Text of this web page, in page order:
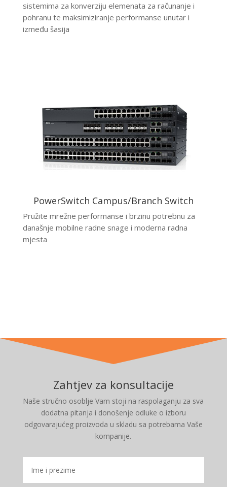
sistemima za konverziju elemenata za računanje i
pohranu te maksimiziranje performanse unutar i
između šasija
PowerSwitch Campus/Branch Switch
Pružite mrežne performanse i brzinu potrebnu za
današnje mobilne radne snage i moderna radna
mjesta
Zahtjev za konsultacije
Naše stručno osoblje Vam stoji na raspolaganju za sva
dodatna pitanja i donošenje odluke o izboru
odgovarajućeg proizvoda u skladu sa potrebama Vaše
kompanije.